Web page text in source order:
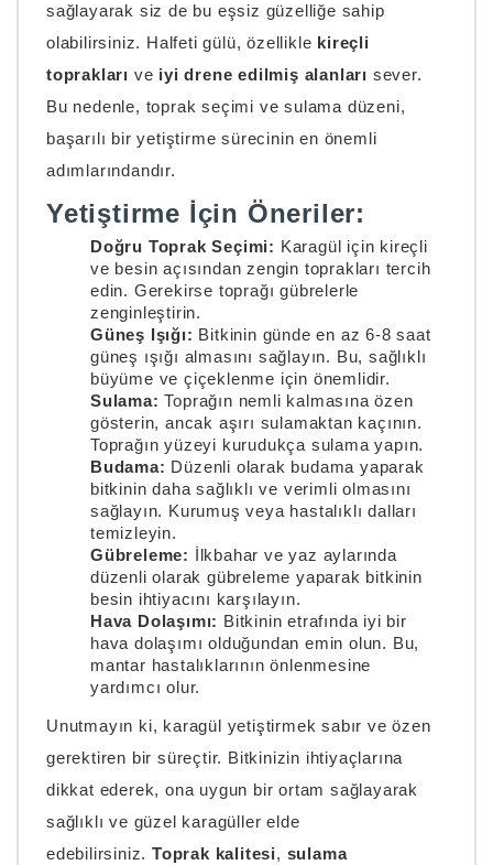
sağlayarak siz de bu eşsiz güzelliğe sahip
olabilirsiniz. Halfeti gülü, özellikle kireçli
toprakları ve iyi drene edilmiş alanları sever.
Bu nedenle, toprak seçimi ve sulama düzeni,
başarılı bir yetiştirme sürecinin en önemli
adımlarındandır.
Yetiştirme İçin Öneriler:
Doğru Toprak Seçimi: Karagül için kireçli
ve besin açısından zengin toprakları tercih
edin. Gerekirse toprağı gübrelerle
zenginleştirin.
Güneş Işığı: Bitkinin günde en az 6-8 saat
güneş ışığı almasını sağlayın. Bu, sağlıklı
büyüme ve çiçeklenme için önemlidir.
Sulama: Toprağın nemli kalmasına özen
gösterin, ancak aşırı sulamaktan kaçının.
Toprağın yüzeyi kurudukça sulama yapın.
Budama: Düzenli olarak budama yaparak
bitkinin daha sağlıklı ve verimli olmasını
sağlayın. Kurumuş veya hastalıklı dalları
temizleyin.
Gübreleme: İlkbahar ve yaz aylarında
düzenli olarak gübreleme yaparak bitkinin
besin ihtiyacını karşılayın.
Hava Dolaşımı: Bitkinin etrafında iyi bir
hava dolaşımı olduğundan emin olun. Bu,
mantar hastalıklarının önlenmesine
yardımcı olur.
Unutmayın ki, karagül yetiştirmek sabır ve özen
gerektiren bir süreçtir. Bitkinizin ihtiyaçlarına
dikkat ederek, ona uygun bir ortam sağlayarak
sağlıklı ve güzel karagüller elde
edebilirsiniz.Toprak kalitesi, sulama